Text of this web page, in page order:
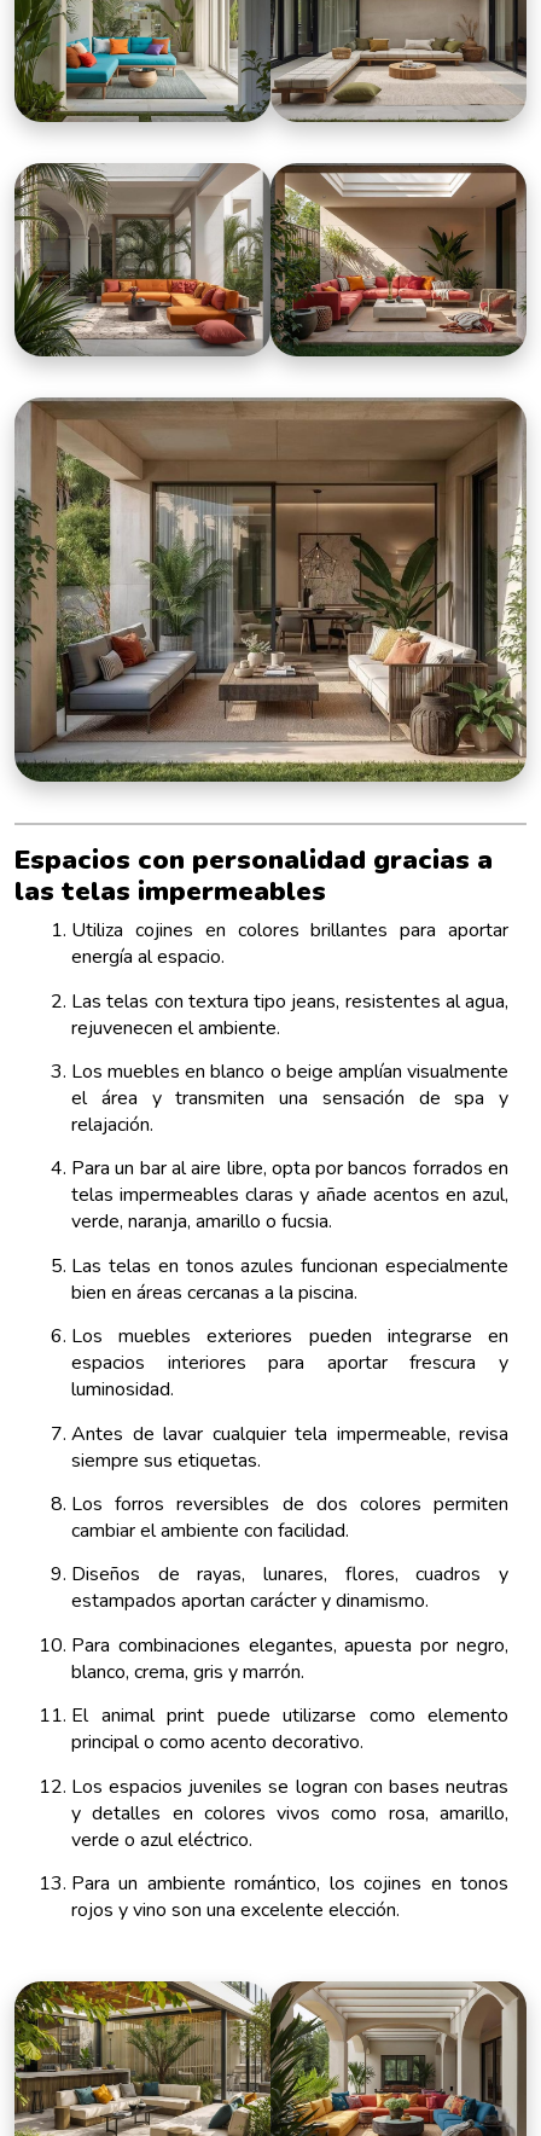
Espacios con personalidad gracias a
las telas impermeables
Utiliza cojines en colores brillantes para aportar
energía al espacio.
Las telas con textura tipo jeans, resistentes al agua,
rejuvenecen el ambiente.
Los muebles en blanco o beige amplían visualmente
el área y transmiten una sensación de spa y
relajación.
Para un bar al aire libre, opta por bancos forrados en
telas impermeables claras y añade acentos en azul,
verde, naranja, amarillo o fucsia.
Las telas en tonos azules funcionan especialmente
bien en áreas cercanas a la piscina.
Los muebles exteriores pueden integrarse en
espacios interiores para aportar frescura y
luminosidad.
Antes de lavar cualquier tela impermeable, revisa
siempre sus etiquetas.
Los forros reversibles de dos colores permiten
cambiar el ambiente con facilidad.
Diseños de rayas, lunares, flores, cuadros y
estampados aportan carácter y dinamismo.
Para combinaciones elegantes, apuesta por negro,
blanco, crema, gris y marrón.
El animal print puede utilizarse como elemento
principal o como acento decorativo.
Los espacios juveniles se logran con bases neutras
y detalles en colores vivos como rosa, amarillo,
verde o azul eléctrico.
Para un ambiente romántico, los cojines en tonos
rojos y vino son una excelente elección.